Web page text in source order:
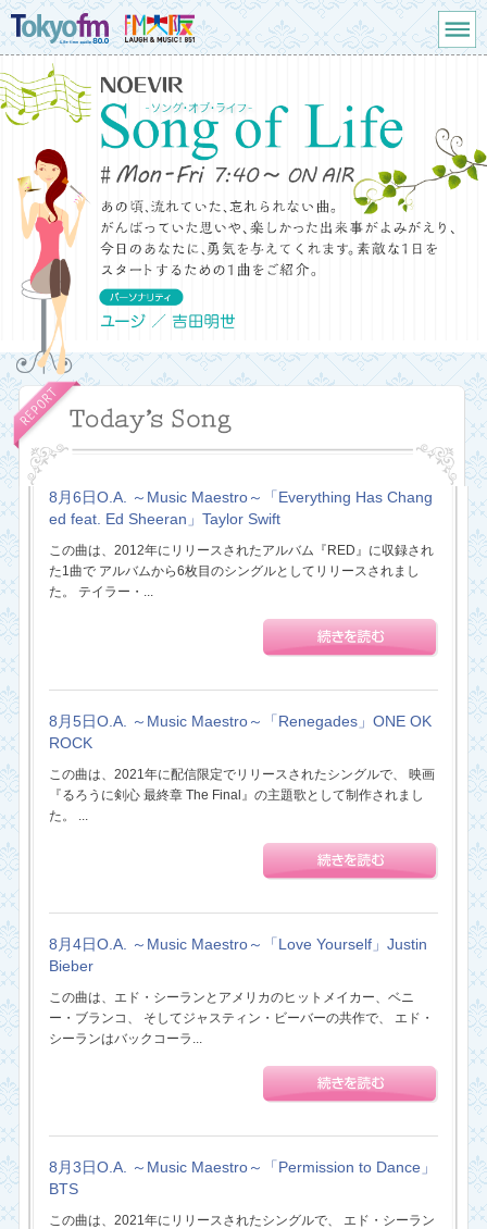
8月6日O.A. ～Music Maestro～「Everything Has Chang
ed feat. Ed Sheeran」Taylor Swift
この曲は、2012年にリリースされたアルバム『RED』に収録され
た1曲で アルバムから6枚目のシングルとしてリリースされまし
た。 テイラー・...
8月5日O.A. ～Music Maestro～「Renegades」ONE OK
ROCK
この曲は、2021年に配信限定でリリースされたシングルで、 映画
『るろうに剣心 最終章 The Final』の主題歌として制作されまし
た。 ...
8月4日O.A. ～Music Maestro～「Love Yourself」Justin
Bieber
この曲は、エド・シーランとアメリカのヒットメイカー、ベニ
ー・ブランコ、 そしてジャスティン・ビーバーの共作で、 エド・
シーランはバックコーラ...
8月3日O.A. ～Music Maestro～「Permission to Dance」
BTS
この曲は、2021年にリリースされたシングルで、 エド・シーラン